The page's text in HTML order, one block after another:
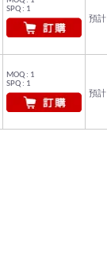
SPQ : 1
預計
MOQ : 1
SPQ : 1
預計